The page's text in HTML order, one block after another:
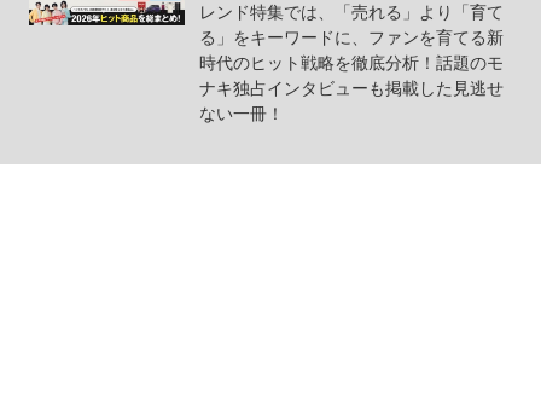
レンド特集では、「売れる」より「育て
る」をキーワードに、ファンを育てる新
時代のヒット戦略を徹底分析！話題のモ
ナキ独占インタビューも掲載した見逃せ
ない一冊！